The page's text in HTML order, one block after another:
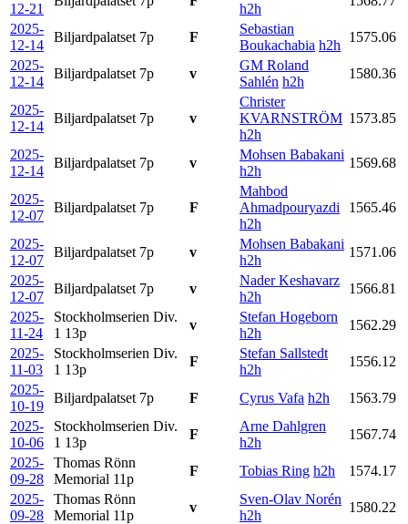
12-21
h2h
2025-
12-14
Biljardpalatset 7p F
Sebastian
Boukachabia h2h
1575.06
2025-
12-14
Biljardpalatset 7p v
GM Roland
Sahlén h2h
1580.36
2025-
12-14
Biljardpalatset 7p v
Christer
KVARNSTRÖM
h2h
1573.85
2025-
12-14
Biljardpalatset 7p v
Mohsen Babakani
h2h
1569.68
2025-
12-07
Biljardpalatset 7p F
Mahbod
Ahmadpouryazdi
h2h
1565.46
2025-
12-07
Biljardpalatset 7p v
Mohsen Babakani
h2h
1571.06
2025-
12-07
Biljardpalatset 7p v
Nader Keshavarz
h2h
1566.81
2025-
11-24
Stockholmserien Div.
1 13p
v
Stefan Hogeborn
h2h
1562.29
2025-
11-03
Stockholmserien Div.
1 13p
F
Stefan Sallstedt
h2h
1556.12
2025-
10-19
Biljardpalatset 7p F Cyrus Vafa h2h
1563.79
2025-
10-06
Stockholmserien Div.
1 13p
F
Arne Dahlgren
h2h
1567.74
2025-
09-28
Thomas Rönn
Memorial 11p
F Tobias Ring h2h
1574.17
2025-
09-28
Thomas Rönn
Memorial 11p
v
Sven-Olav Norén
h2h
1580.22